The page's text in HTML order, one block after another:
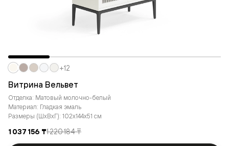
Витрина Вельвет
Отделка: Матовый молочно-белый
Материал: Гладкая эмаль
Размеры (ШxВxГ): 102x144x51 см
1 037 156 ₸1 220 184 ₸
+12